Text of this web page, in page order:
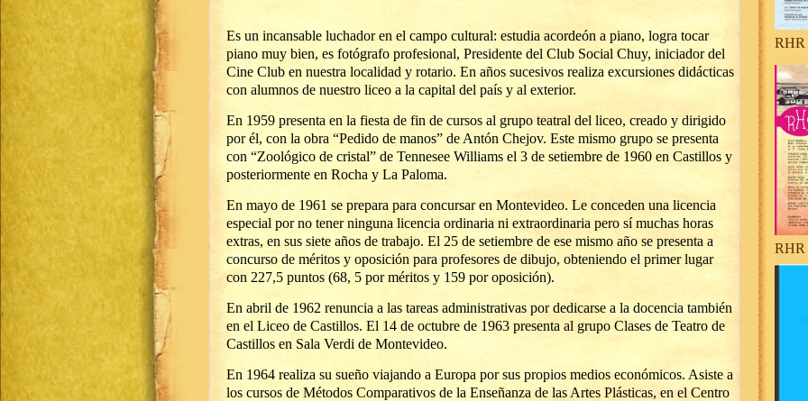
Es un incansable luchador en el campo cultural: estudia acordeón a piano, logra tocar
piano muy bien, es fotógrafo profesional, Presidente del Club Social Chuy, iniciador del
Cine Club en nuestra localidad y rotario. En años sucesivos realiza excursiones didácticas
con alumnos de nuestro liceo a la capital del país y al exterior.
En 1959 presenta en la fiesta de fin de cursos al grupo teatral del liceo, creado y dirigido
por él, con la obra “Pedido de manos” de Antón Chejov. Este mismo grupo se presenta
con “Zoológico de cristal” de Tennesee Williams el 3 de setiembre de 1960 en Castillos y
posteriormente en Rocha y La Paloma.
En mayo de 1961 se prepara para concursar en Montevideo. Le conceden una licencia
especial por no tener ninguna licencia ordinaria ni extraordinaria pero sí muchas horas
extras, en sus siete años de trabajo. El 25 de setiembre de ese mismo año se presenta a
concurso de méritos y oposición para profesores de dibujo, obteniendo el primer lugar
con 227,5 puntos (68, 5 por méritos y 159 por oposición).
En abril de 1962 renuncia a las tareas administrativas por dedicarse a la docencia también
en el Liceo de Castillos. El 14 de octubre de 1963 presenta al grupo Clases de Teatro de
Castillos en Sala Verdi de Montevideo.
En 1964 realiza su sueño viajando a Europa por sus propios medios económicos. Asiste a
los cursos de Métodos Comparativos de la Enseñanza de las Artes Plásticas, en el Centro
RHR
RHR